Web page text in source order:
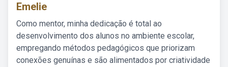
Emelie
Como mentor, minha dedicação é total ao
desenvolvimento dos alunos no ambiente escolar,
empregando métodos pedagógicos que priorizam
conexões genuínas e são alimentados por criatividade